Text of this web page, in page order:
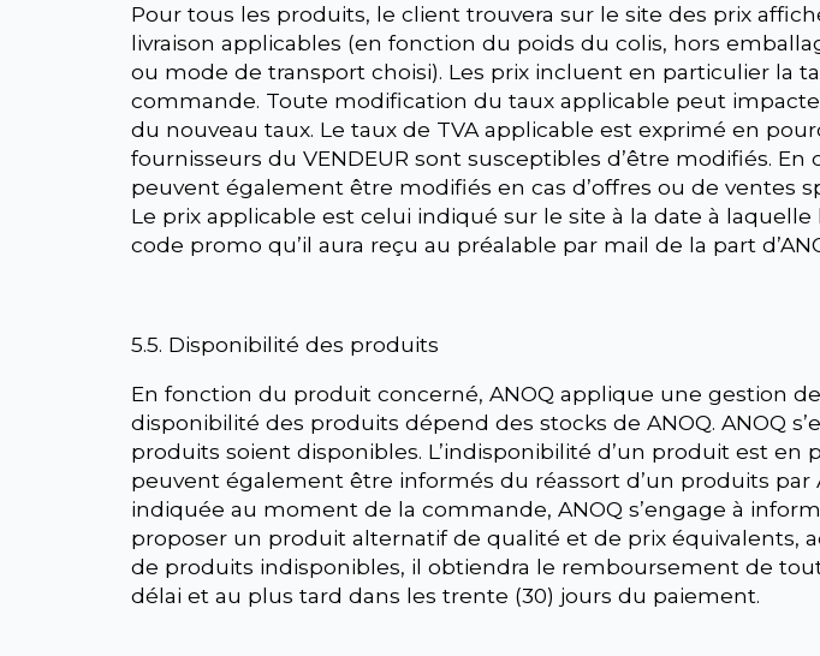
Pour tous les produits, le client trouvera sur le site des prix
livraison applicables (en fonction du poids du colis, hors
ou mode de transport choisi). Les prix incluent en particulier la
commande. Toute modification du taux applicable peut
du nouveau taux. Le taux de TVA applicable est exprimé en
fournisseurs du VENDEUR sont susceptibles d’être modifiés.
peuvent également être modifiés en cas d’offres ou de ventes
Le prix applicable est celui indiqué sur le site à la date à
code promo qu’il aura reçu au préalable par mail de la part
5.5. Disponibilité des produits
En fonction du produit concerné, ANOQ applique une gestion
disponibilité des produits dépend des stocks de ANOQ. ANOQ
produits soient disponibles. L’indisponibilité d’un produit est
peuvent également être informés du réassort d’un produits par
indiquée au moment de la commande, ANOQ s’engage à
proposer un produit alternatif de qualité et de prix équivalents,
de produits indisponibles, il obtiendra le remboursement de
délai et au plus tard dans les trente (30) jours du paiement.